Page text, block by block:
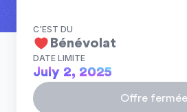
C'EST DU
Bénévolat
DATE LIMITE
July 2, 2025
Offre fermée